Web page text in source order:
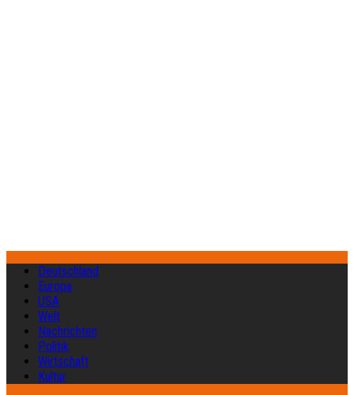
Deutschland
Europa
USA
Welt
Nachrichten
Politik
Wirtschaft
Kultur